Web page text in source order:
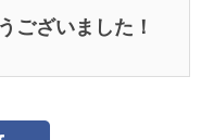
ございました！